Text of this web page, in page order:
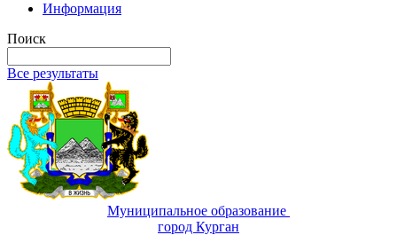
Информация
Поиск
Все результаты
Муниципальное образование
город Курган